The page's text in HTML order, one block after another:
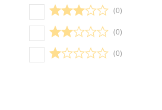
(0)
(0)
(0)